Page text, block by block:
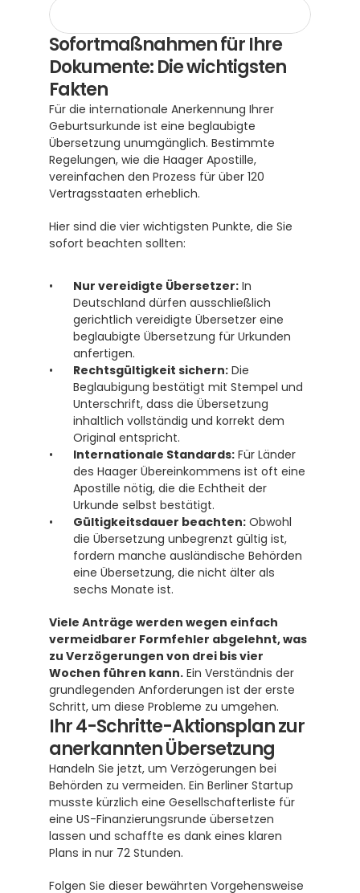
Sofortmaßnahmen für Ihre
Dokumente: Die wichtigsten
Fakten
Für die internationale Anerkennung Ihrer
Geburtsurkunde ist eine beglaubigte
Übersetzung unumgänglich. Bestimmte
Regelungen, wie die Haager Apostille,
vereinfachen den Prozess für über 120
Vertragsstaaten erheblich.
Hier sind die vier wichtigsten Punkte, die Sie
sofort beachten sollten:
Nur vereidigte Übersetzer: In
Deutschland dürfen ausschließlich
gerichtlich vereidigte Übersetzer eine
beglaubigte Übersetzung für Urkunden
anfertigen.
Rechtsgültigkeit sichern: Die
Beglaubigung bestätigt mit Stempel und
Unterschrift, dass die Übersetzung
inhaltlich vollständig und korrekt dem
Original entspricht.
Internationale Standards: Für Länder
des Haager Übereinkommens ist oft eine
Apostille nötig, die die Echtheit der
Urkunde selbst bestätigt.
Gültigkeitsdauer beachten: Obwohl
die Übersetzung unbegrenzt gültig ist,
fordern manche ausländische Behörden
eine Übersetzung, die nicht älter als
sechs Monate ist.
Viele Anträge werden wegen einfach
vermeidbarer Formfehler abgelehnt, was
zu Verzögerungen von drei bis vier
Wochen führen kann. Ein Verständnis der
grundlegenden Anforderungen ist der erste
Schritt, um diese Probleme zu umgehen.
Ihr 4-Schritte-Aktionsplan zur
anerkannten Übersetzung
Handeln Sie jetzt, um Verzögerungen bei
Behörden zu vermeiden. Ein Berliner Startup
musste kürzlich eine Gesellschafterliste für
eine US-Finanzierungsrunde übersetzen
lassen und schaffte es dank eines klaren
Plans in nur 72 Stunden.
Folgen Sie dieser bewährten Vorgehensweise